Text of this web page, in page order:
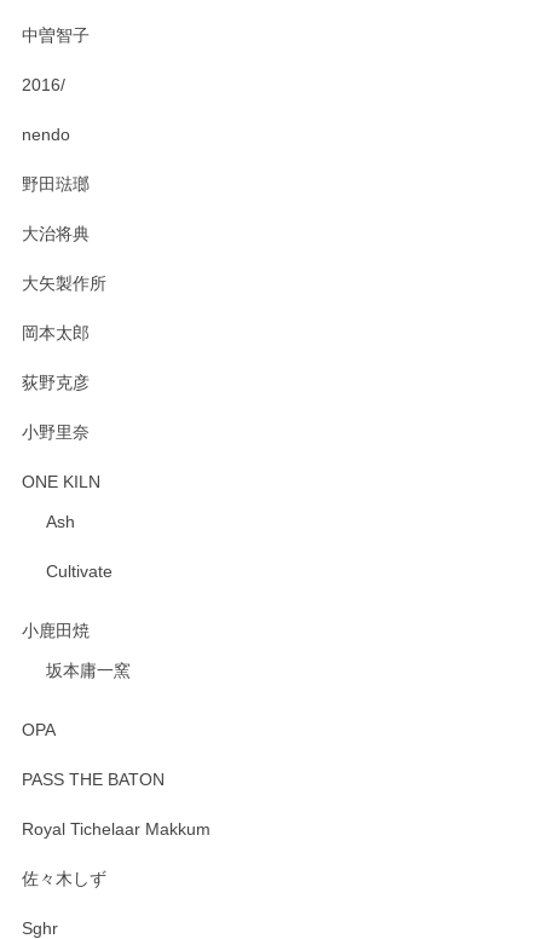
中曽智子
2016/
nendo
野田琺瑯
大治将典
大矢製作所
岡本太郎
荻野克彦
小野里奈
ONE KILN
Ash
Cultivate
小鹿田焼
坂本庸一窯
OPA
PASS THE BATON
Royal Tichelaar Makkum
佐々木しず
Sghr